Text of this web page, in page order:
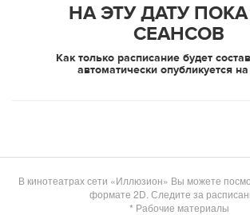
НА ЭТУ ДАТУ
СЕАНСОВ
Как только расписание будет
автоматически опубликуется
В кинотеатрах сети «Иллюзион» Вы можете
формате 2D. Следите за
* Рабочие материалы